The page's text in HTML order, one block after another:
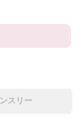
スリー